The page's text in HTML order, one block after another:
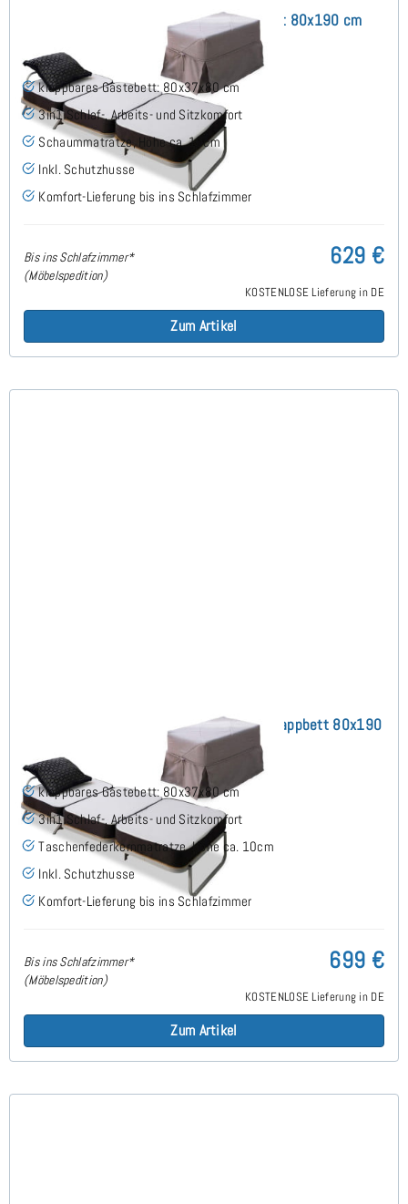
3Pack mit Schaummatratze Klappbett 80x190 cm
klappbares Gästebett: 80x37x80 cm
3in1 Schlaf-, Arbeits- und Sitzkomfort
Schaummatratze, Höhe ca. 10cm
Inkl. Schutzhusse
Komfort-Lieferung bis ins Schlafzimmer
Bis ins Schlafzimmer*
(Möbelspedition)
629 €
KOSTENLOSE Lieferung in DE
Zum Artikel
3Pack mit Taschenfederkernmatratze Klappbett 80x190
cm
klappbares Gästebett: 80x37x80 cm
3in1 Schlaf-, Arbeits- und Sitzkomfort
Taschenfederkernmatratze, Höhe ca. 10cm
Inkl. Schutzhusse
Komfort-Lieferung bis ins Schlafzimmer
Bis ins Schlafzimmer*
(Möbelspedition)
699 €
KOSTENLOSE Lieferung in DE
Zum Artikel